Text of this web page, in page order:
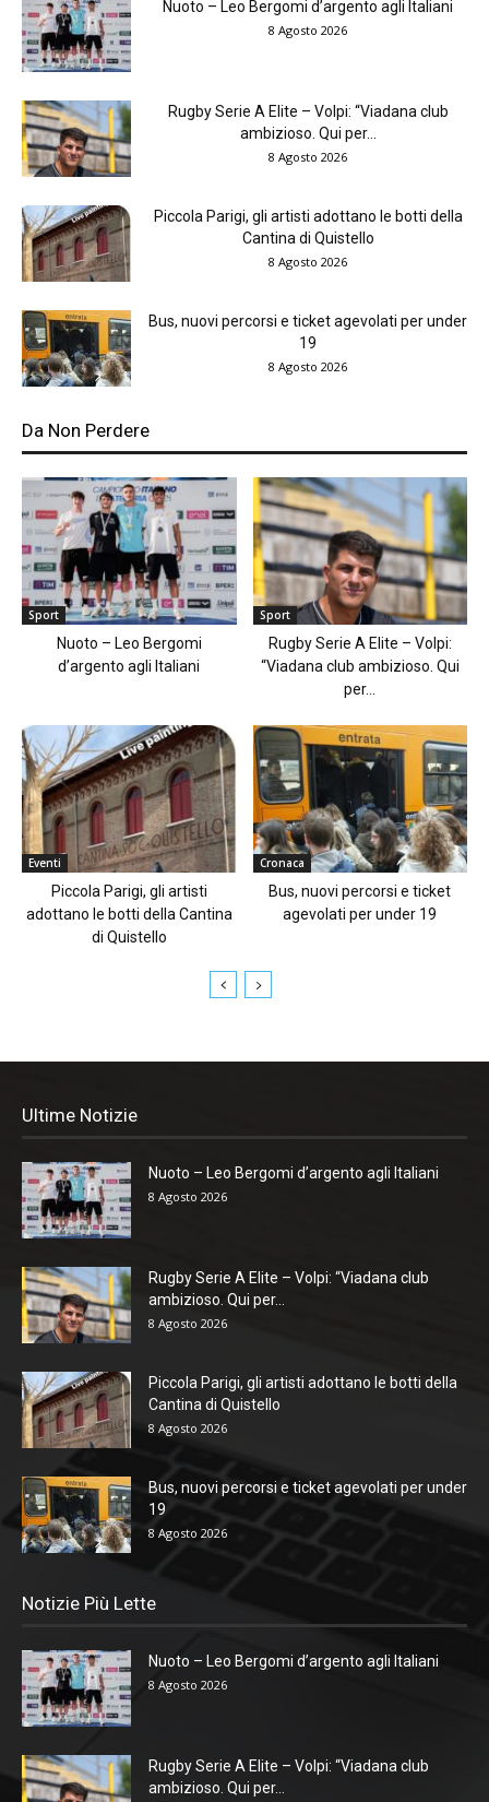
Nuoto – Leo Bergomi d’argento agli Italiani
8 Agosto 2026
Rugby Serie A Elite – Volpi: “Viadana club
ambizioso. Qui per...
8 Agosto 2026
Piccola Parigi, gli artisti adottano le botti della
Cantina di Quistello
8 Agosto 2026
Bus, nuovi percorsi e ticket agevolati per under
19
8 Agosto 2026
Da Non Perdere
Sport
Nuoto – Leo Bergomi
d’argento agli Italiani
Sport
Rugby Serie A Elite – Volpi:
“Viadana club ambizioso. Qui
per...
Eventi
Piccola Parigi, gli artisti
adottano le botti della Cantina
di Quistello
Cronaca
Bus, nuovi percorsi e ticket
agevolati per under 19
Ultime Notizie
Nuoto – Leo Bergomi d’argento agli Italiani
8 Agosto 2026
Rugby Serie A Elite – Volpi: “Viadana club
ambizioso. Qui per...
8 Agosto 2026
Piccola Parigi, gli artisti adottano le botti della
Cantina di Quistello
8 Agosto 2026
Bus, nuovi percorsi e ticket agevolati per under
19
8 Agosto 2026
Notizie Più Lette
Nuoto – Leo Bergomi d’argento agli Italiani
8 Agosto 2026
Rugby Serie A Elite – Volpi: “Viadana club
ambizioso. Qui per...